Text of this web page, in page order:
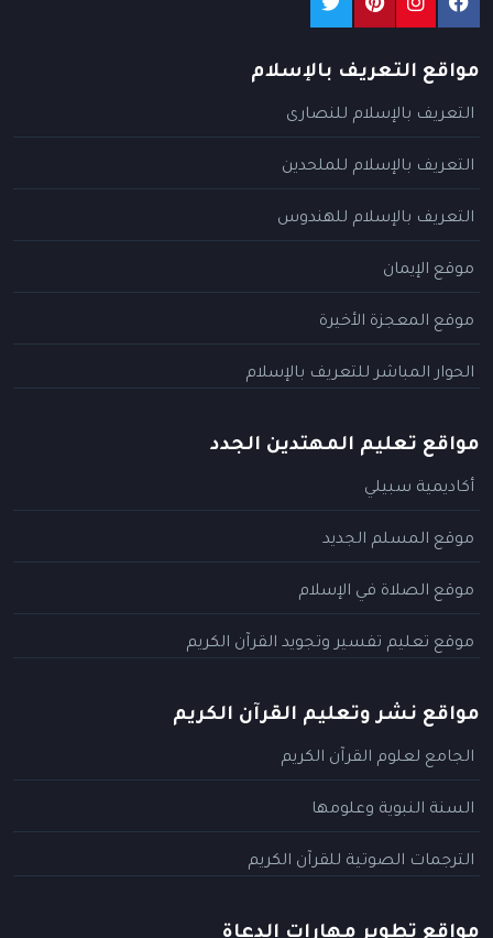
مواقع التعريف بالإسلام
التعريف بالإسلام للنصارى
التعريف بالإسلام للملحدين
التعريف بالإسلام للهندوس
موقع الإيمان
موقع المعجزة الأخيرة
الحوار المباشر للتعريف بالإسلام
مواقع تعليم المهتدين الجدد
أكاديمية سبيلي
موقع المسلم الجديد
موقع الصلاة في الإسلام
موقع تعليم تفسير وتجويد القرآن الكريم
مواقع نشر وتعليم القرآن الكريم
الجامع لعلوم القرآن الكريم
السنة النبوية وعلومها
الترجمات الصوتية للقرآن الكريم